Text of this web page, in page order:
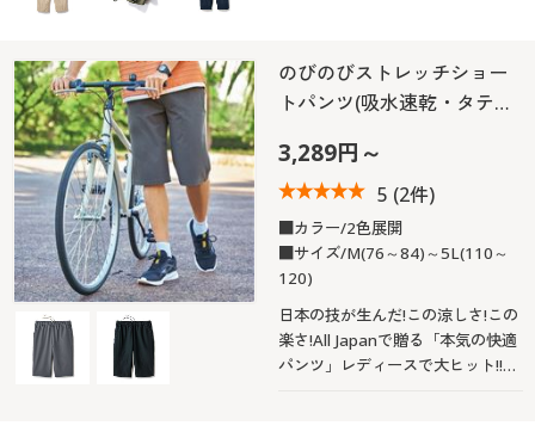
のびのびストレッチショー
トパンツ(吸水速乾・タテ…
3,289円～
5 (2件)
■カラー/2色展開
■サイズ/M(76～84)～5L(110～
120)
日本の技が生んだ!この涼しさ!この
楽さ!All Japanで贈る「本気の快適
パンツ」レディースで大ヒット!!お